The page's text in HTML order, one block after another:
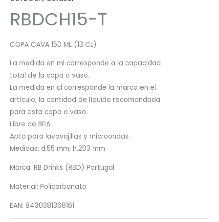
RBDCH15-T
COPA CAVA 150 ML (13 CL)
La medida en ml corresponde a la capacidad
total de la copa o vaso.
La medida en cl corresponde la marca en el
artículo, la cantidad de líquido recomandada
para esta copa o vaso.
Libre de BPA.
Apta para lavavajillas y microondas.
Medidas: d.55 mm; h.203 mm
Marca: RB Drinks (RBD) Portugal
Material: Policarbonato
EAN: 8430381368161